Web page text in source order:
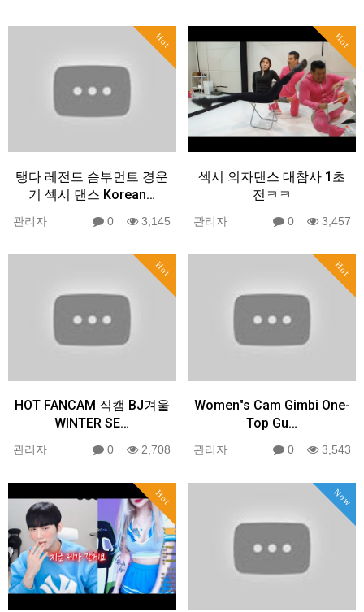
Hot
탱다 레전드 슴부먼트 경운
기 섹시 댄스 Korean…
관리자 0 3,145
Hot
섹시 의자댄스 대참사 1초
전ㅋㅋ
관리자 0 3,457
Hot
HOT FANCAM 직캠 BJ겨울
WINTER SE…
관리자 0 2,708
Hot
Women"s Cam Gimbi One-
Top Gu…
관리자 0 3,543
Hot Now